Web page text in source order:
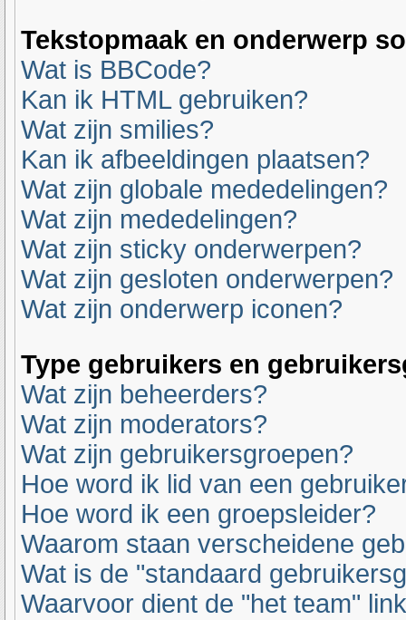
Tekstopmaak en onderwerp
Wat is BBCode?
Kan ik HTML gebruiken?
Wat zijn smilies?
Kan ik afbeeldingen plaatsen?
Wat zijn globale mededelingen?
Wat zijn mededelingen?
Wat zijn sticky onderwerpen?
Wat zijn gesloten onderwerpen?
Wat zijn onderwerp iconen?
Type gebruikers en
Wat zijn beheerders?
Wat zijn moderators?
Wat zijn gebruikersgroepen?
Hoe word ik lid van een
Hoe word ik een groepsleider?
Waarom staan verscheidene
Wat is de "standaard
Waarvoor dient de "het team"